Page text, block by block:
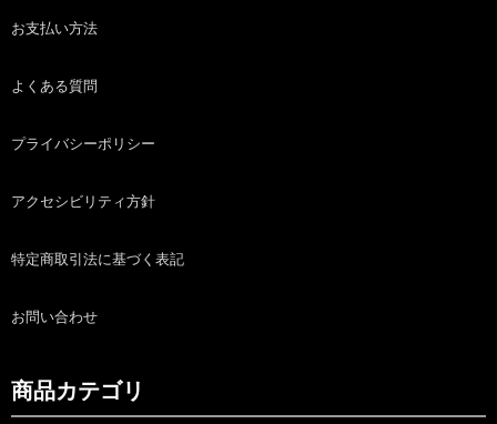
お支払い方法
よくある質問
プライバシーポリシー
アクセシビリティ方針
特定商取引法に基づく表記
お問い合わせ
商品カテゴリ